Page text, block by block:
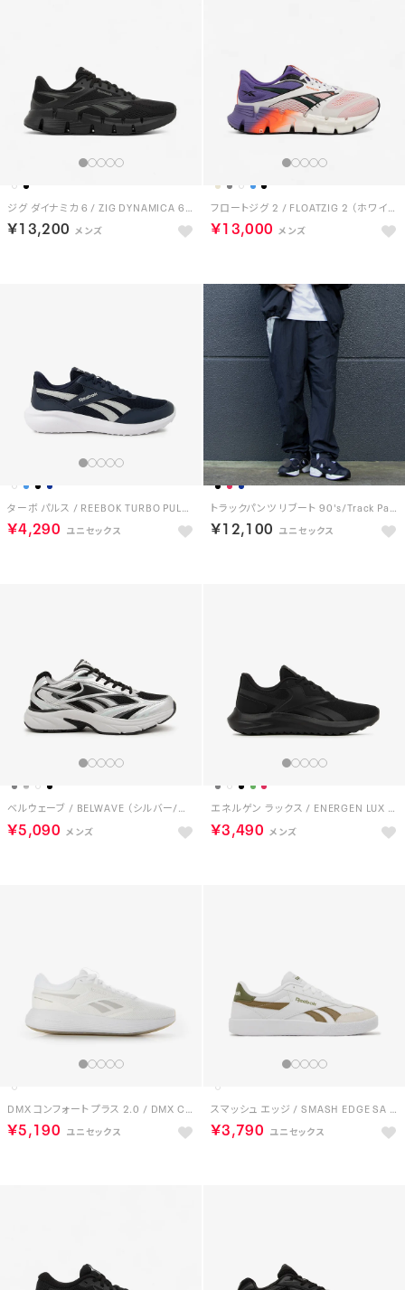
ジグ ダイナミカ 6 / ZIG DYNAMICA 6 （コアブラック）
￥13,200
フロートジグ 2 / FLOATZIG 2 （ホワイト/ロイヤルパープル）
￥13,000
ターボ パルス / REEBOK TURBO PULSE SA （ネイビー）
￥4,290
トラックパンツ リブート 90's/Track Pants REBOOT 90’s （BLACK）
￥12,100
ベルウェーブ / BELWAVE （シルバー/ブラック）
￥5,090
エネルゲン ラックス / ENERGEN LUX SA （ブラック）
￥3,490
DMX コンフォート プラス 2.0 / DMX COMFORT +2.0 （ホワイト）
￥5,190
スマッシュ エッジ / SMASH EDGE SA （フットウェアホワイト/ブラウン）
￥3,790